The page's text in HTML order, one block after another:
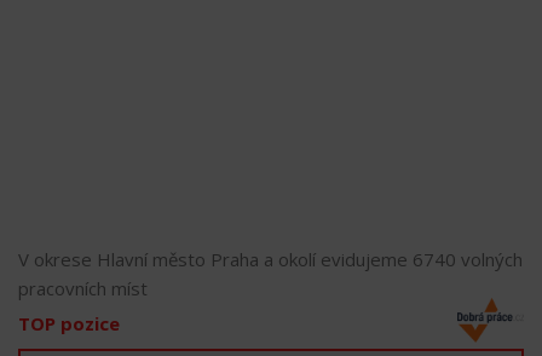
V okrese Hlavní město Praha a okolí evidujeme 6740 volných
pracovních míst
TOP pozice